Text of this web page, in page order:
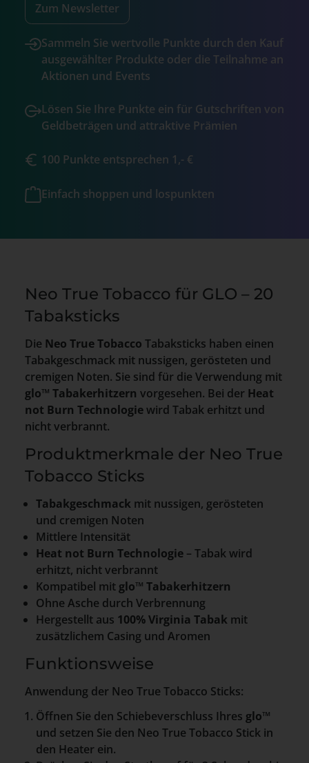
Zum Newsletter
Sammeln Sie wertvolle Punkte durch den Kauf
ausgewählter Produkte oder die Teilnahme an
Aktionen und Events
Lösen Sie Ihre Punkte ein für Gutschriften von
Geldbeträgen und attraktive Prämien
100 Punkte entsprechen 1,- €
Einfach shoppen und lospunkten
Neo True Tobacco für GLO – 20
Tabaksticks
Die Neo True Tobacco Tabaksticks haben einen
Tabakgeschmack mit nussigen, gerösteten und
cremigen Noten. Sie sind für die Verwendung mit
glo™ Tabakerhitzern vorgesehen. Bei der Heat
not Burn Technologiewird Tabak erhitzt und
nicht verbrannt.
Produktmerkmale der Neo True
Tobacco Sticks
Tabakgeschmack mit nussigen, gerösteten
und cremigen Noten
Mittlere Intensität
Heat not Burn Technologie – Tabak wird
erhitzt, nicht verbrannt
Kompatibel mit glo™ Tabakerhitzern
Ohne Asche durch Verbrennung
Hergestellt aus 100% Virginia Tabak mit
zusätzlichem Casing und Aromen
Funktionsweise
Anwendung der Neo True Tobacco Sticks:
Öffnen Sie den Schiebeverschluss Ihres glo™
und setzen Sie den Neo True Tobacco Stick in
den Heater ein.